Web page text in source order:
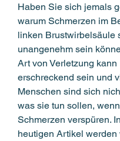
Haben Sie sich jemals
warum Schmerzen im
linken Brustwirbelsäule
unangenehm sein
Art von Verletzung kann
erschreckend sein und
Menschen sind sich
was sie tun sollen,
Schmerzen verspüren.
heutigen Artikel werden